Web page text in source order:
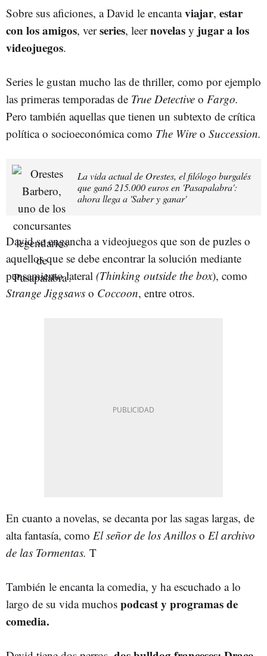
Sobre sus aficiones, a David le encantaviajar, estar
con los amigos, verseries, leernovelas y jugar a los
videojuegos.
Series le gustan mucho las de thriller, como por ejemplo
las primeras temporadas de True Detective o Fargo.
Pero también aquellas que tienen un subtexto de crítica
política o socioeconómica como The Wire o Succession.
La vida actual de Orestes, el filólogo burgalés
que ganó 215.000 euros en 'Pasapalabra':
ahora llega a 'Saber y ganar'
David se engancha a videojuegos que son de puzles o
aquellos que se debe encontrar la solución mediante
pensamiento lateral (Thinking outside the box), como
Strange Jiggsaws o Coccoon, entre otros.
En cuanto a novelas, se decanta por las sagas largas, de
alta fantasía, como El señor de los Anillos o El archivo
de las Tormentas. T
También le encanta la comedia, y ha escuchado a lo
largo de su vida muchos podcast y programas de
comedia.